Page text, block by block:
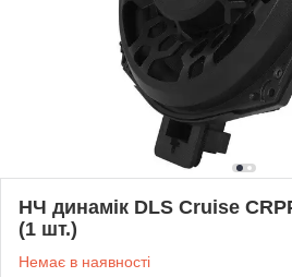
НЧ динамік DLS Cruise
(1 шт.)
Немає в наявності